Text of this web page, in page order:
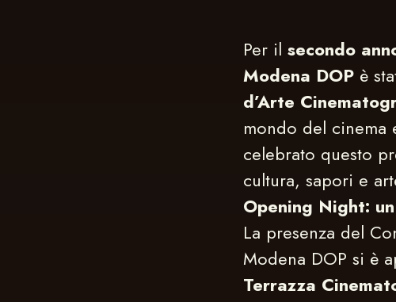
Per il secondo
Modena DOPè
d’Arte
mondo del cinema
celebrato questo
cultura, sapori e
Opening Night:
La presenza del
Modena DOP si è
Terrazza